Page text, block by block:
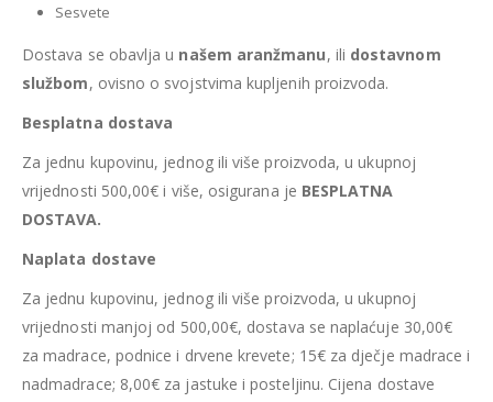
Sesvete
Dostava se obavlja u našem aranžmanu, ili dostavnom
službom, ovisno o svojstvima kupljenih proizvoda.
Besplatna dostava
Za jednu kupovinu, jednog ili više proizvoda, u ukupnoj
vrijednosti 500,00€ i više, osigurana je BESPLATNA
DOSTAVA.
Naplata dostave
Za jednu kupovinu, jednog ili više proizvoda, u ukupnoj
vrijednosti manjoj od 500,00€, dostava se naplaćuje 30,00€
za madrace, podnice i drvene krevete; 15€ za dječje madrace i
nadmadrace; 8,00€ za jastuke i posteljinu. Cijena dostave